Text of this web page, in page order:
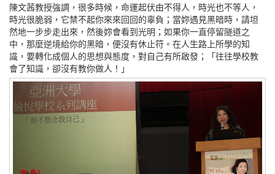
陳文茜教授強調，很多時候，命運起伏由不得人，時光也不等人，
時光很脆弱，它禁不起你來來回回的辜負；當妳遇見黑暗時，請坦
然地一步步走出來，然後妳會看到光明；如果你一直停留隧道之
中，那麼逆境給你的黑暗，便沒有休止符。在人生路上所學的知
識，要轉化成個人的思想與態度，對自己有所啟發；「往往學校教
會了知識，卻沒有教你做人！」